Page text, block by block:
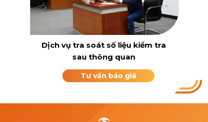
Dịch vụ tra soát số liệu kiểm tra
sau thông quan
Tư vấn báo giá